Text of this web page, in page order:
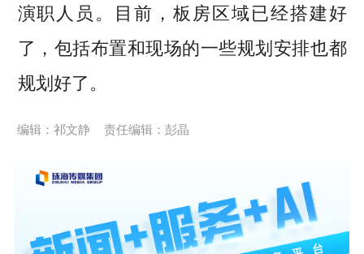
演职人员。目前，板房区域已经搭建好
了，包括布置和现场的一些规划安排也都
规划好了。
编辑：祁文静 责任编辑：彭晶